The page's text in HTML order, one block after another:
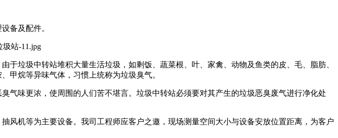
备及配件。
垃圾中转站堆积大量生活垃圾，如剩饭、蔬菜根、叶、家禽、动物及鱼类的皮、毛、脂肪、
甲烷等异味气体，习惯上统称为垃圾臭气。
气味更浓，使周围的人们苦不堪言。垃圾中转站必须要对其产生的垃圾恶臭废气进行净化处
风机等为主要设备。我司工程师应客户之邀，现场测量空间大小与设备安放位置距离，为客户